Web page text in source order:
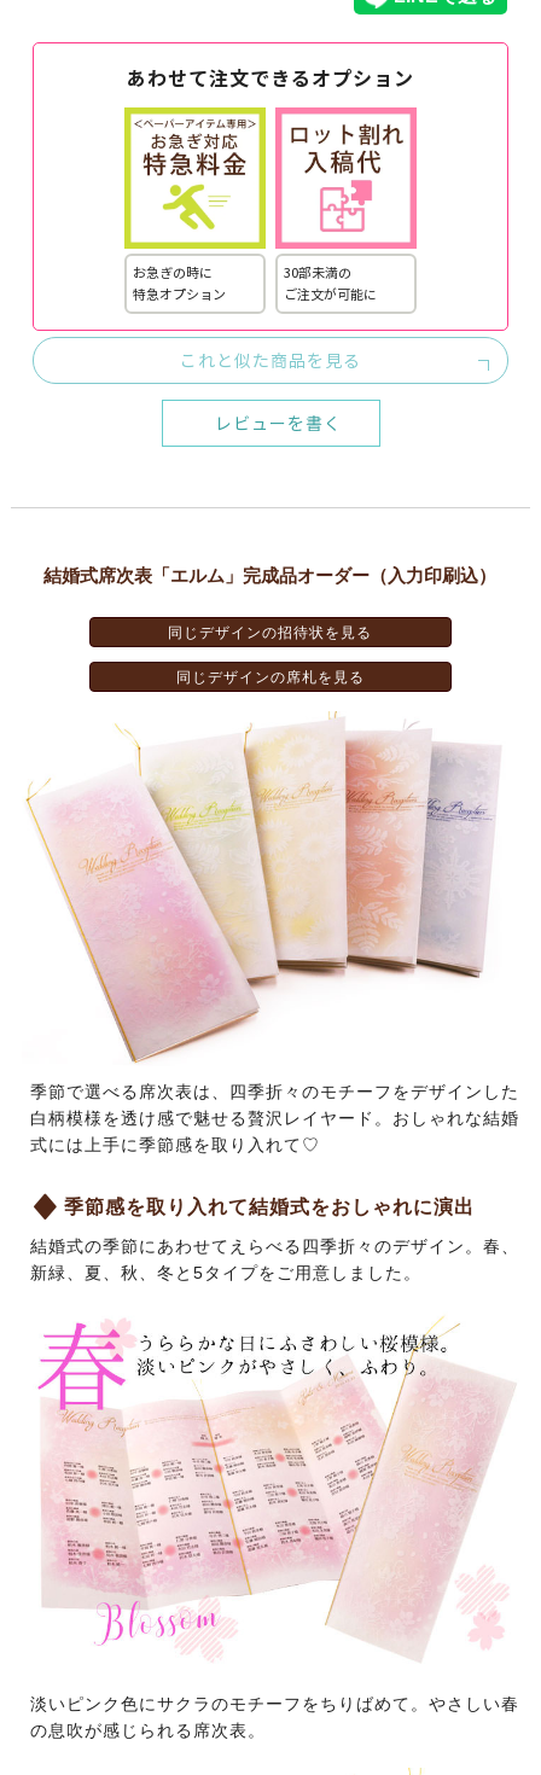
あわせて注文できるオプション
お急ぎの時に
特急オプション
30部未満の
ご注文が可能に
これと似た商品を見る
レビューを書く
結婚式席次表「エルム」完成品オーダー（入力印刷込）
同じデザインの招待状を見る
同じデザインの席札を見る
季節で選べる席次表は、四季折々のモチーフをデザインした
白柄模様を透け感で魅せる贅沢レイヤード。おしゃれな結婚
式には上手に季節感を取り入れて♡
季節感を取り入れて結婚式をおしゃれに演出
結婚式の季節にあわせてえらべる四季折々のデザイン。春、
新緑、夏、秋、冬と5タイプをご用意しました。
淡いピンク色にサクラのモチーフをちりばめて。やさしい春
の息吹が感じられる席次表。